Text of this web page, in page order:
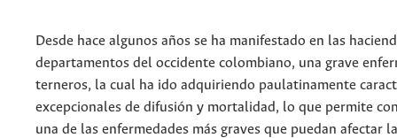
Desde hace algunos años se ha manifestado en las
departamentos del occidente colombiano, una grave
terneros, la cual ha ido adquiriendo paulatinamente
excepcionales de difusión y mortalidad, lo que permite
una de las enfermedades más graves que puedan afectar